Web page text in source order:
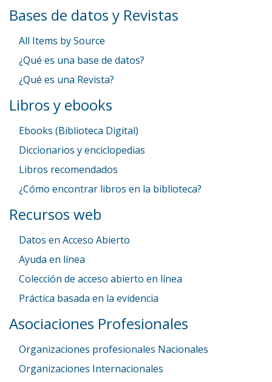
Bases de datos y Revistas
All Items by Source
¿Qué es una base de datos?
¿Qué es una Revista?
Libros y ebooks
Ebooks (Biblioteca Digital)
Diccionarios y enciclopedias
Libros recomendados
¿Cómo encontrar libros en la biblioteca?
Recursos web
Datos en Acceso Abierto
Ayuda en línea
Colección de acceso abierto en línea
Práctica basada en la evidencia
Asociaciones Profesionales
Organizaciones profesionales Nacionales
Organizaciones Internacionales